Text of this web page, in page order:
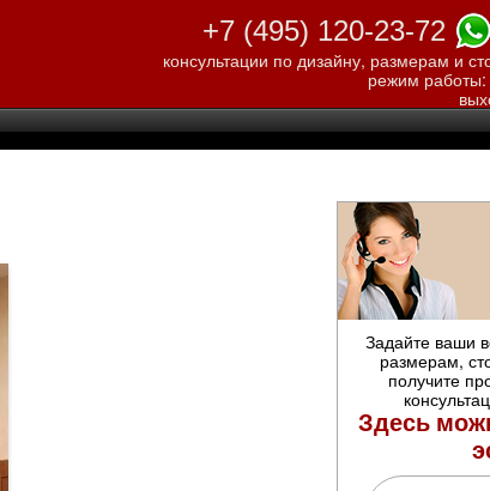
+7 (495) 120-23-72
консультации по дизайну, размерам и
режим
Задайте ваши
размерам,
получите
Здесь